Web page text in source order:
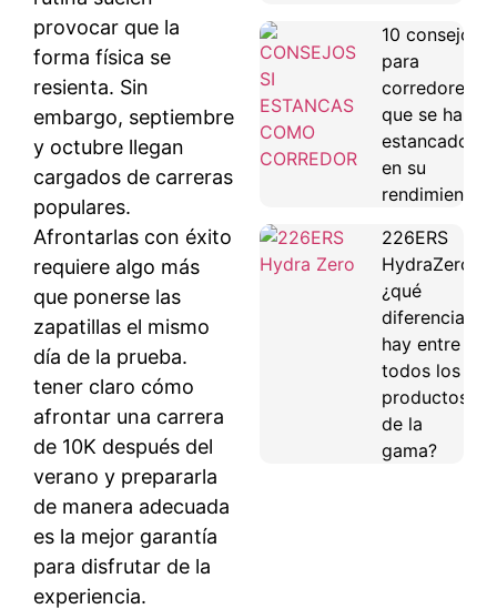
provocar que la
forma física se
resienta. Sin
embargo, septiembre
y octubre llegan
cargados de carreras
populares.
Afrontarlas con éxito
requiere algo más
que ponerse las
zapatillas el mismo
día de la prueba.
tener claro cómo
afrontar una carrera
de 10K después del
verano y prepararla
de manera adecuada
es la mejor garantía
para disfrutar de la
experiencia.
10 consejos
para
corredores
que se han
estancado
en su
rendimiento
226ERS
HydraZero:
¿qué
diferencias
hay entre
todos los
productos
de la
gama?